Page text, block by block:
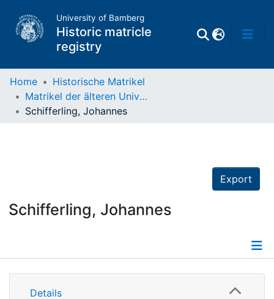
University of Bamberg
Historic matricle
registry
Matrikel
Home
Historische Matrikel
Matrikel der älteren Universität
Schifferling, Johannes
Export
Schifferling, Johannes
Details
Details